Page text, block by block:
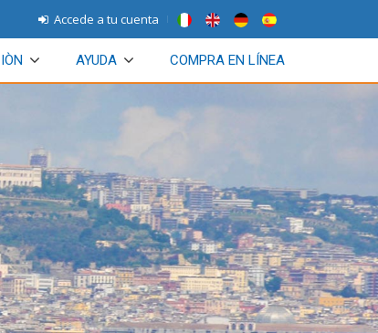
Accede a tu cuenta
AYUDA COMPRA EN LÍNEA